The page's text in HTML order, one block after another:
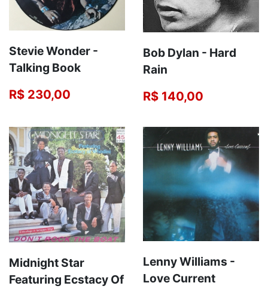
Stevie Wonder -
Talking Book
R$ 230,00
Bob Dylan - Hard
Rain
R$ 140,00
Midnight Star
Featuring Ecstacy Of
Lenny Williams -
Love Current